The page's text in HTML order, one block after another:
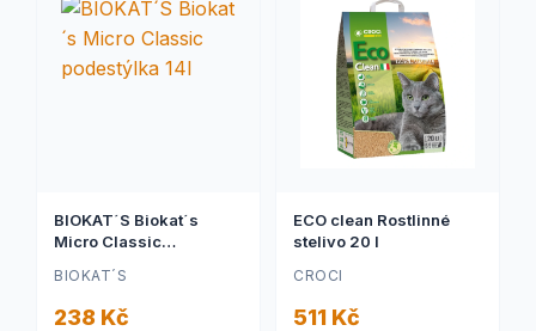
BIOKAT´S Biokat´s
Micro Classic
BIOKAT´S
238 Kč
ECO clean Rostlinné
stelivo 20 l
CROCI
511 Kč